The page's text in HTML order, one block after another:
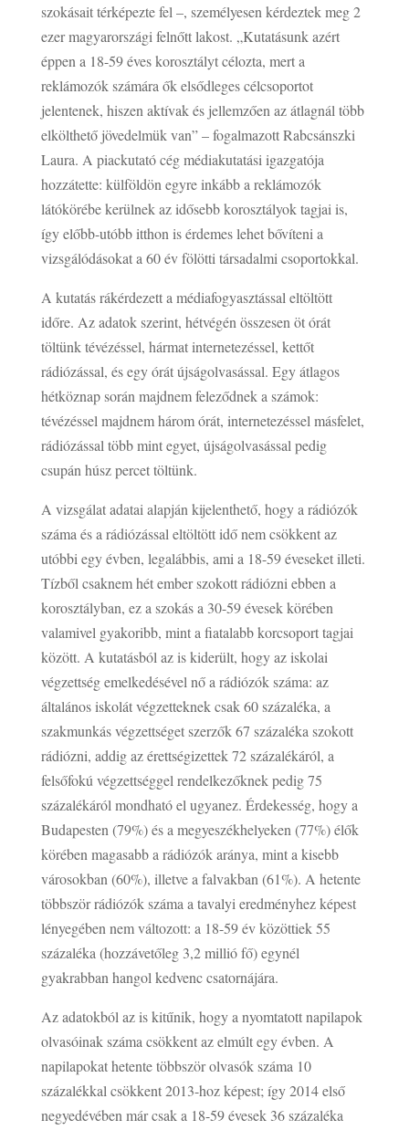
szokásait térképezte fel –, személyesen kérdeztek meg 2
ezer magyarországi felnőtt lakost. „Kutatásunk azért
éppen a 18-59 éves korosztályt célozta, mert a
reklámozók számára ők elsődleges célcsoportot
jelentenek, hiszen aktívak és jellemzően az átlagnál több
elkölthető jövedelmük van” – fogalmazott Rabcsánszki
Laura. A piackutató cég médiakutatási igazgatója
hozzátette: külföldön egyre inkább a reklámozók
látókörébe kerülnek az idősebb korosztályok tagjai is,
így előbb-utóbb itthon is érdemes lehet bővíteni a
vizsgálódásokat a 60 év fölötti társadalmi csoportokkal.
A kutatás rákérdezett a médiafogyasztással eltöltött
időre. Az adatok szerint, hétvégén összesen öt órát
töltünk tévézéssel, hármat internetezéssel, kettőt
rádiózással, és egy órát újságolvasással. Egy átlagos
hétköznap során majdnem feleződnek a számok:
tévézéssel majdnem három órát, internetezéssel másfelet,
rádiózással több mint egyet, újságolvasással pedig
csupán húsz percet töltünk.
A vizsgálat adatai alapján kijelenthető, hogy a rádiózók
száma és a rádiózással eltöltött idő nem csökkent az
utóbbi egy évben, legalábbis, ami a 18-59 éveseket illeti.
Tízből csaknem hét ember szokott rádiózni ebben a
korosztályban, ez a szokás a 30-59 évesek körében
valamivel gyakoribb, mint a fiatalabb korcsoport tagjai
között. A kutatásból az is kiderült, hogy az iskolai
végzettség emelkedésével nő a rádiózók száma: az
általános iskolát végzetteknek csak 60 százaléka, a
szakmunkás végzettséget szerzők 67 százaléka szokott
rádiózni, addig az érettségizettek 72 százalékáról, a
felsőfokú végzettséggel rendelkezőknek pedig 75
százalékáról mondható el ugyanez. Érdekesség, hogy a
Budapesten (79%) és a megyeszékhelyeken (77%) élők
körében magasabb a rádiózók aránya, mint a kisebb
városokban (60%), illetve a falvakban (61%). A hetente
többször rádiózók száma a tavalyi eredményhez képest
lényegében nem változott: a 18-59 év közöttiek 55
százaléka (hozzávetőleg 3,2 millió fő) egynél
gyakrabban hangol kedvenc csatornájára.
Az adatokból az is kitűnik, hogy a nyomtatott napilapok
olvasóinak száma csökkent az elmúlt egy évben. A
napilapokat hetente többször olvasók száma 10
százalékkal csökkent 2013-hoz képest; így 2014 első
negyedévében már csak a 18-59 évesek 36 százaléka